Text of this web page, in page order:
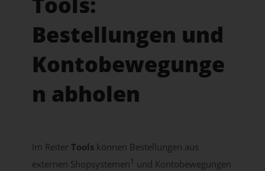
Bestellungen und
Kontobewegunge
n abholen
Im Reiter Toolskönnen Bestellungen aus
externen Shopsystemen1 und Kontobewegungen